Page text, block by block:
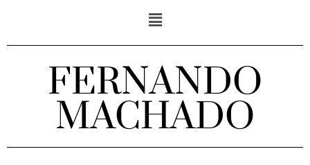
FERNANDO
MACHADO